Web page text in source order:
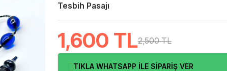
Tesbih Pasajı
1,600 TL2,500 TL
TIKLA WHATSAPP İLE SİPARİŞ VER